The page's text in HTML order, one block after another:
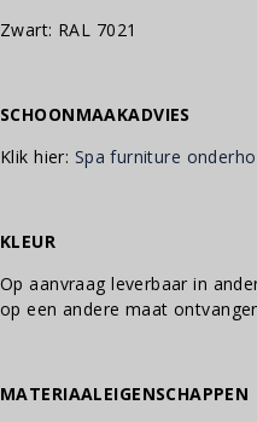
Zwart: RAL 7021
SCHOONMAAKADVIES
Klik hier: Spa furniture
KLEUR
Op aanvraag leverbaar in
op een andere maat
MATERIAALEIGENSCHAPPEN